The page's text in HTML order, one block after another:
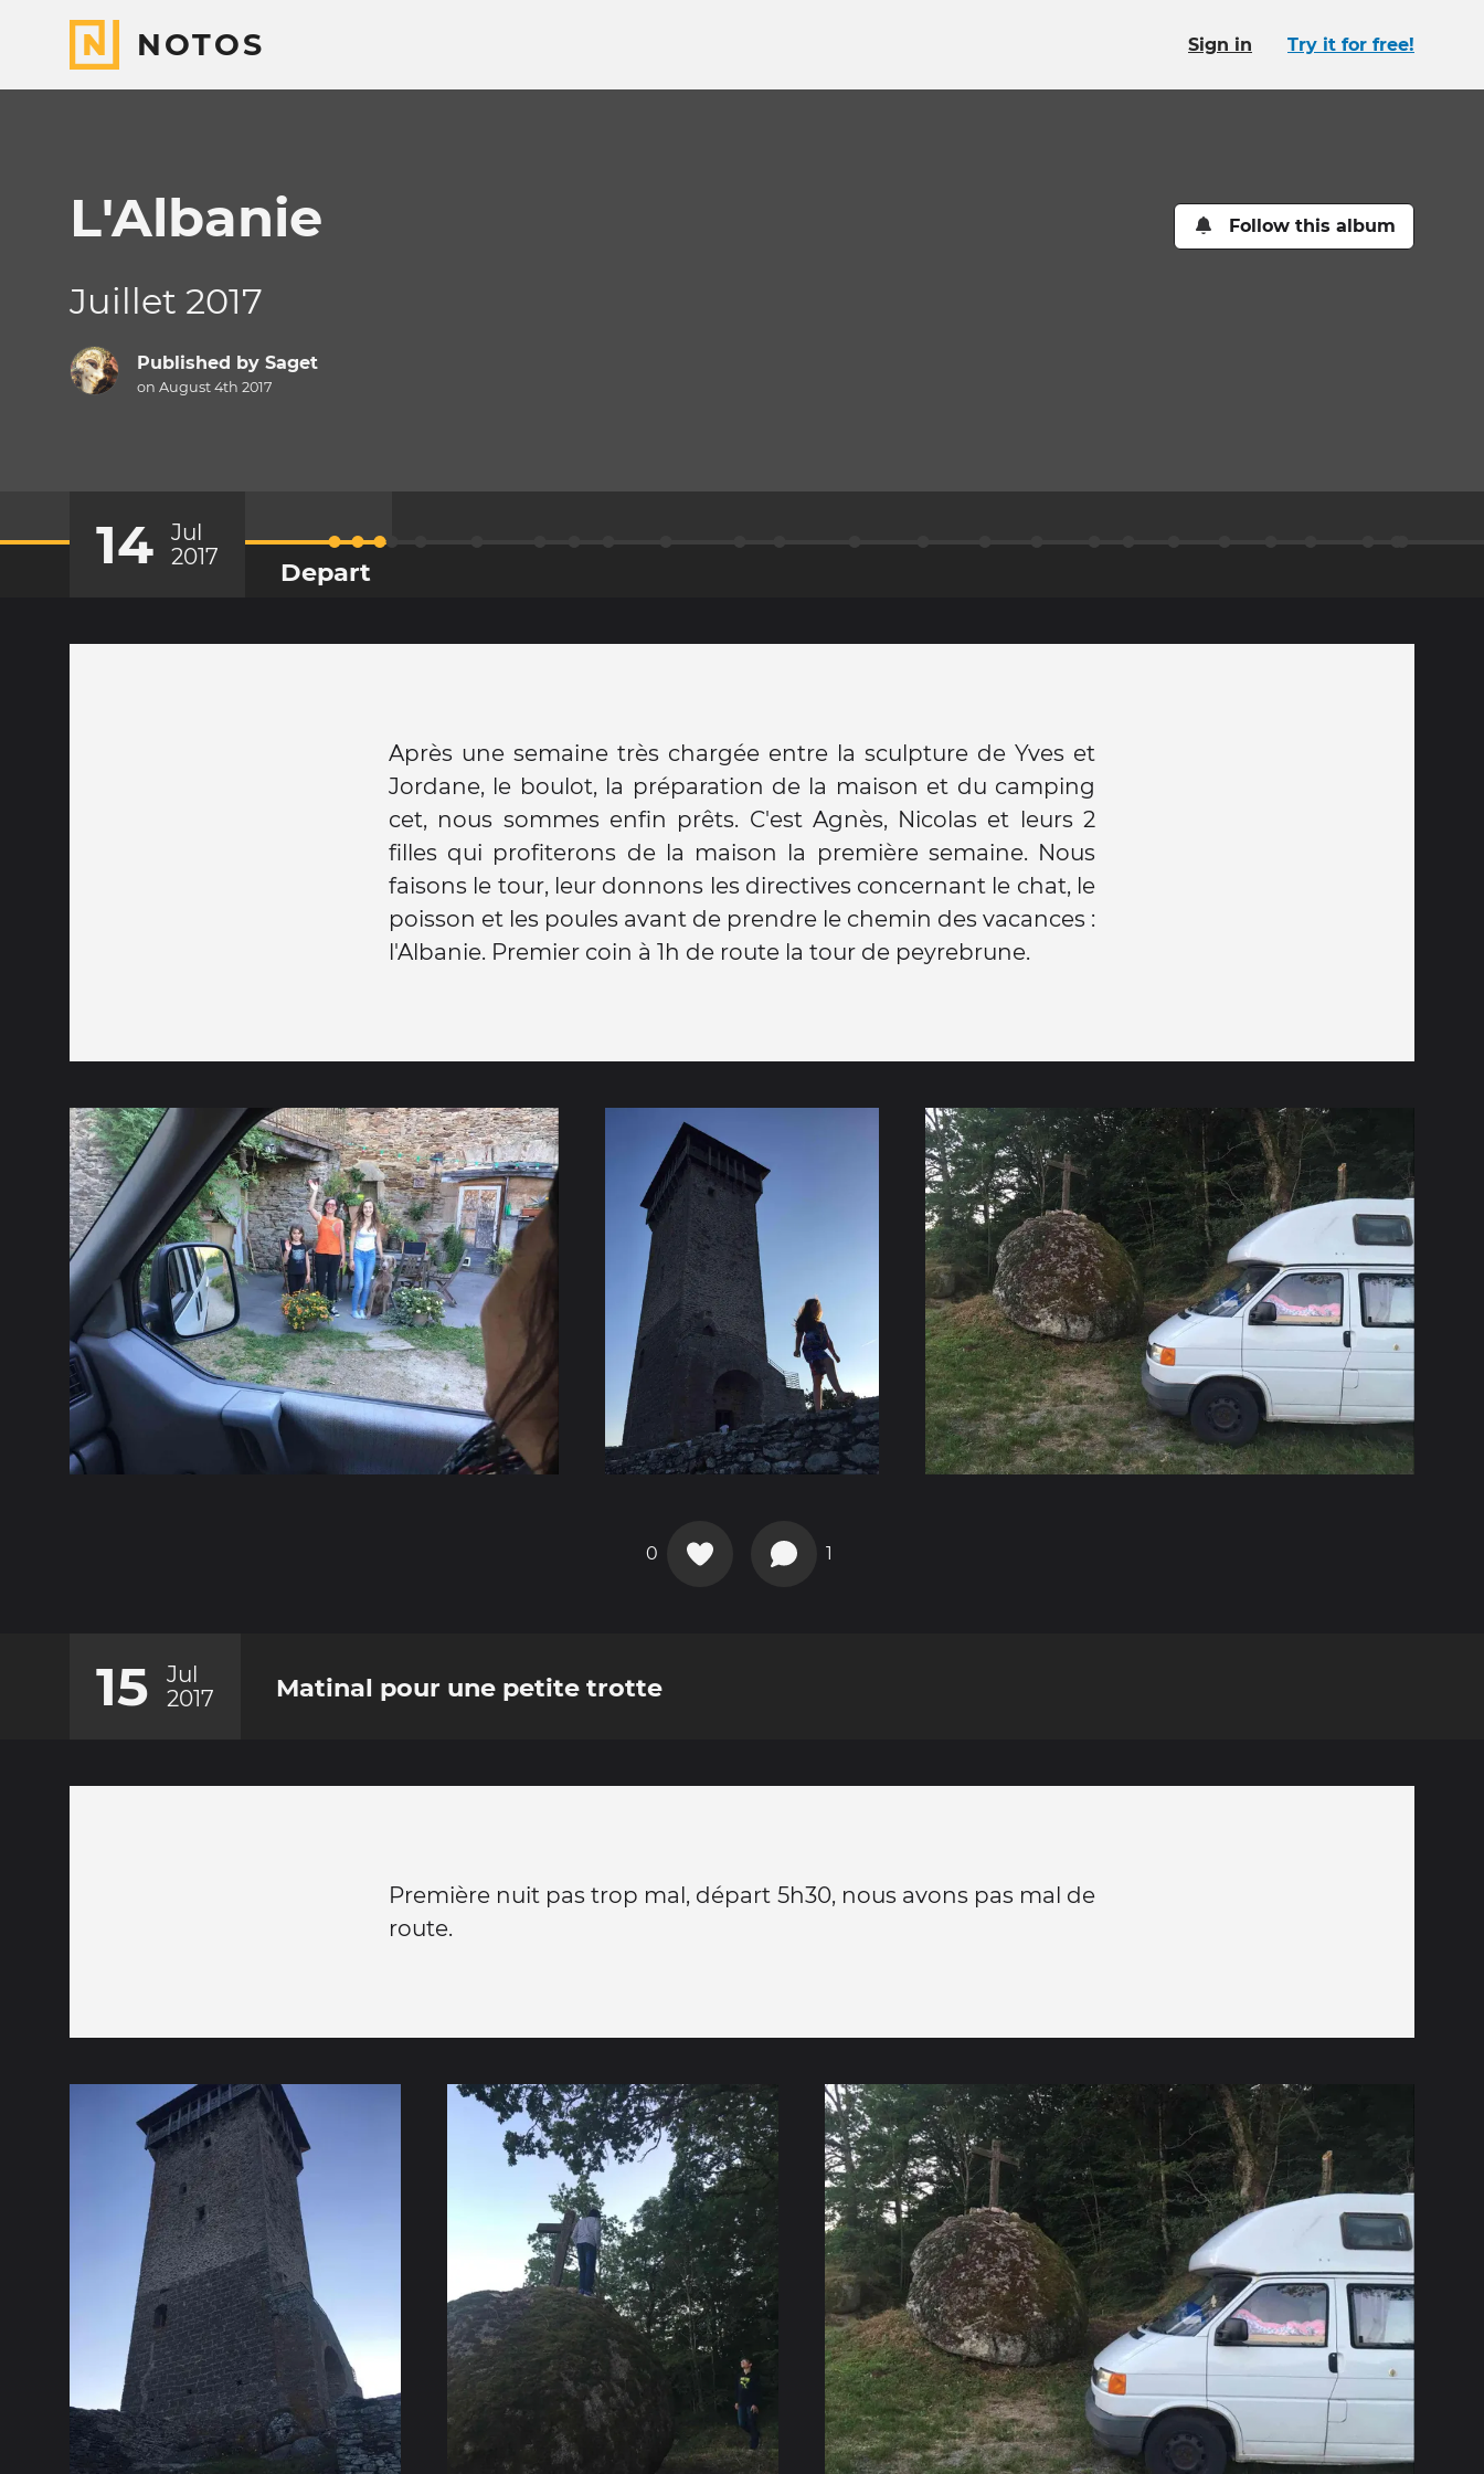
NOTOS Sign in Try it for free!
L'Albanie Follow this album
Juillet 2017
Published by Saget
on August 4th 2017
14
Jul
2017
Depart
Après une semaine très chargée entre la sculpture de Yves et
Jordane, le boulot, la préparation de la maison et du camping
cet, nous sommes enfin prêts. C'est Agnès, Nicolas et leurs 2
filles qui profiterons de la maison la première semaine. Nous
faisons le tour, leur donnons les directives concernant le chat, le
poisson et les poules avant de prendre le chemin des vacances :
l'Albanie. Premier coin à 1h de route la tour de peyrebrune.
0 1
15
Jul
2017
Matinal pour une petite trotte
Première nuit pas trop mal, départ 5h30, nous avons pas mal de
route.